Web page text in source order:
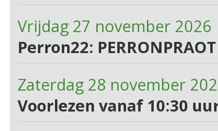
Vrijdag 27 november
Perron22: PERRONPRAOT
Zaterdag 28 november
Voorlezen vanaf 10:30